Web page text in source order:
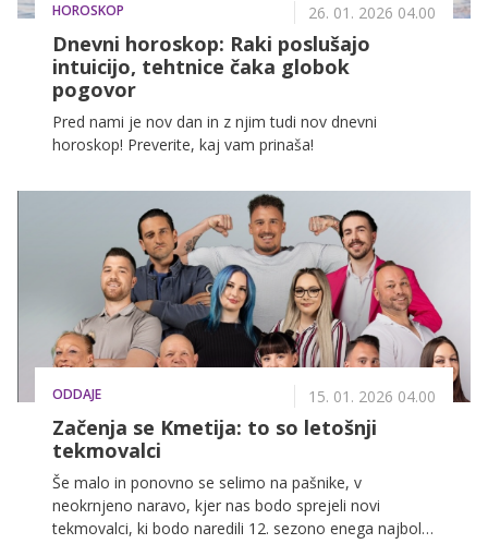
HOROSKOP 26. 01. 2026 04.00
Dnevni horoskop: Raki poslušajo
intuicijo, tehtnice čaka globok
pogovor
Pred nami je nov dan in z njim tudi nov dnevni
horoskop! Preverite, kaj vam prinaša!
ODDAJE 15. 01. 2026 04.00
Začenja se Kmetija: to so letošnji
tekmovalci
Še malo in ponovno se selimo na pašnike, v
neokrnjeno naravo, kjer nas bodo sprejeli novi
tekmovalci, ki bodo naredili 12. sezono enega najbolj